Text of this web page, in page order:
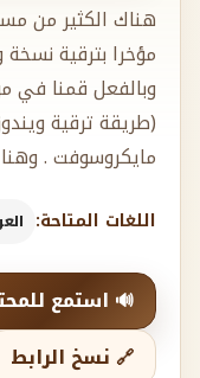
هناك الكثير من
وبالفعل قمنا في
مايكروسوفت .
اللغات المتاحة:
🔊 استمع
🔗 نسخ الرابط